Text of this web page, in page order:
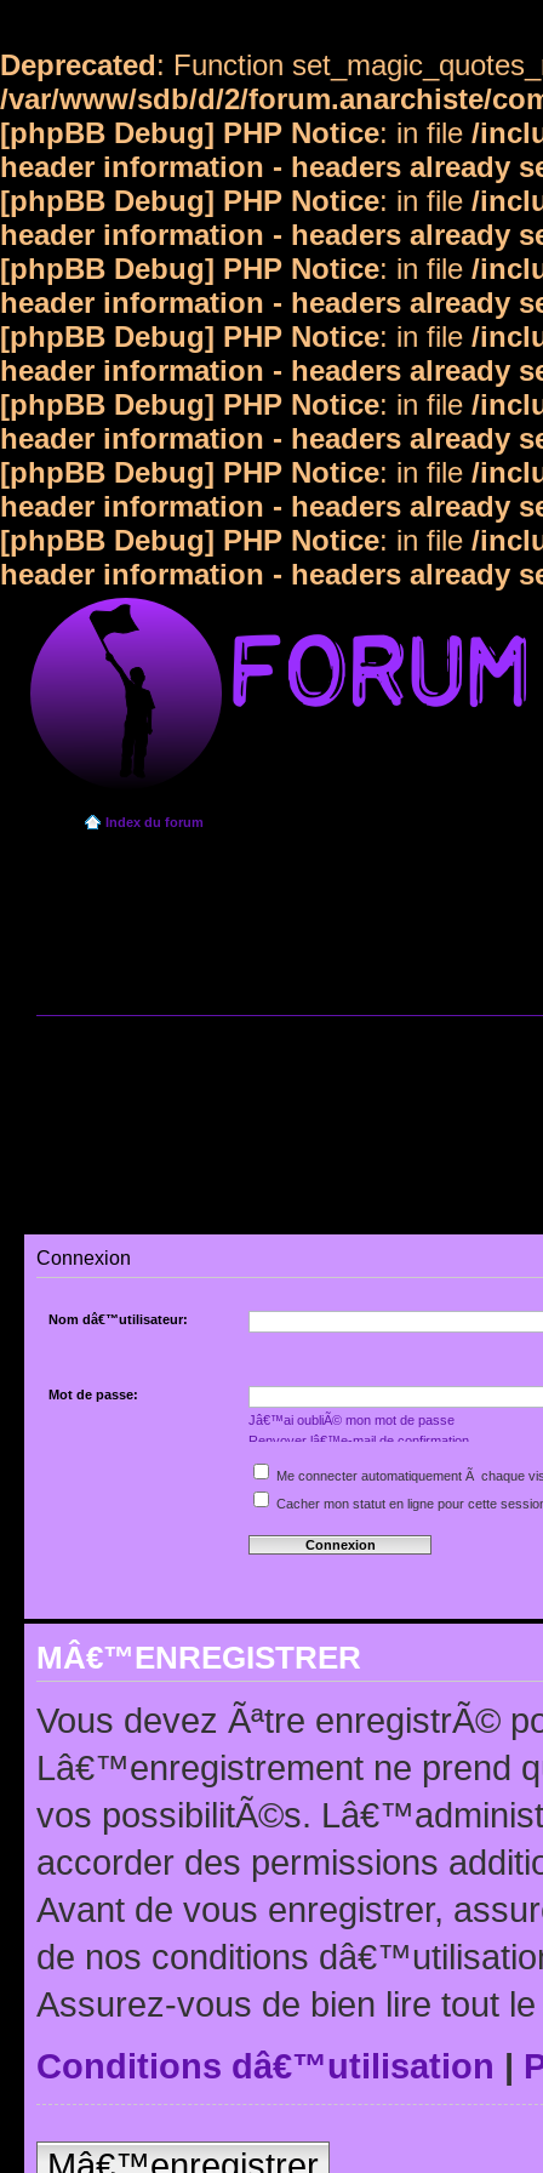
Deprecated: Function
/var/www/sdb/d/2/forum.anarchiste/
[phpBB Debug] PHP Notice: in file /
header information - headers already
[phpBB Debug] PHP Notice: in file /
header information - headers already
[phpBB Debug] PHP Notice: in file /
header information - headers already
[phpBB Debug] PHP Notice: in file /
header information - headers already
[phpBB Debug] PHP Notice: in file /
header information - headers already
[phpBB Debug] PHP Notice: in file /
header information - headers already
[phpBB Debug] PHP Notice: in file /
header information - headers already
Index du forum
Connexion
Nom dâ€™utilisateur:
Mot de passe:
Jâ€™ai oubliÃ© mon mot de passe
Renvoyer lâ€™e-mail de confirmation
Me connecter automatiquement Ã chaque
Cacher mon statut en ligne pour cette
MÂ€™ENREGISTRER
Vous devez Ãªtre enregistrÃ©
Lâ€™enregistrement ne prend
vos possibilitÃ©s.
accorder des permissions
Avant de vous enregistrer,
de nos conditions
Assurez-vous de bien lire tout
Conditions dâ€™utilisation |
Mâ€™enregistrer